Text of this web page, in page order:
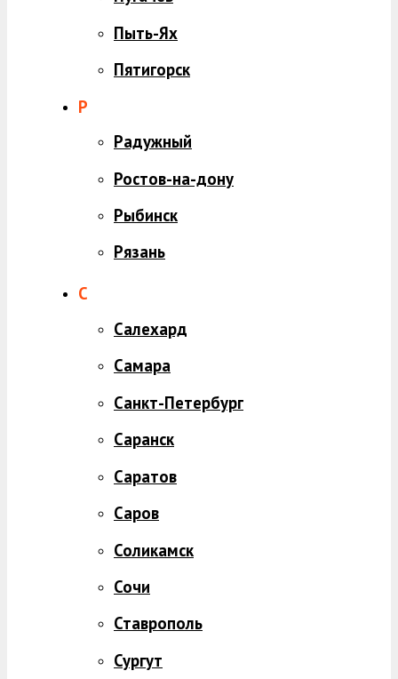
Пыть-Ях
Пятигорск
Р
Радужный
Ростов-на-дону
Рыбинск
Рязань
С
Салехард
Самара
Санкт-Петербург
Саранск
Саратов
Саров
Соликамск
Сочи
Ставрополь
Сургут